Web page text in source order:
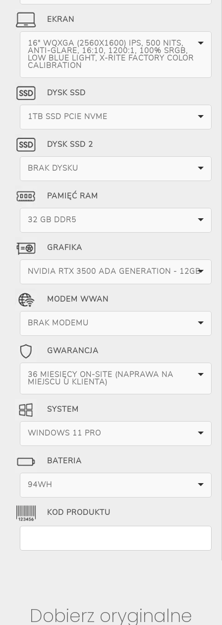
EKRAN
16" WQXGA (2560X1600) IPS, 500 NITS,
ANTI-GLARE, 16:10, 1200:1, 100% SRGB,
LOW BLUE LIGHT, X-RITE FACTORY COLOR
CALIBRATION
DYSK SSD
1TB SSD PCIE NVME
DYSK SSD 2
BRAK DYSKU
PAMIĘĆ RAM
32 GB DDR5
GRAFIKA
NVIDIA RTX 3500 ADA GENERATION - 12GB
MODEM WWAN
BRAK MODEMU
GWARANCJA
36 MIESIĘCY ON-SITE (NAPRAWA NA
MIEJSCU U KLIENTA)
SYSTEM
WINDOWS 11 PRO
BATERIA
94WH
KOD PRODUKTU
Dobierz oryginalne